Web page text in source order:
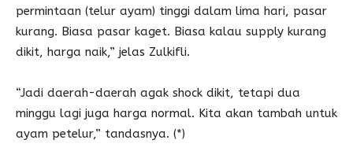
permintaan (telur ayam) tinggi dalam lima hari, pasar
kurang. Biasa pasar kaget. Biasa kalau supply kurang
dikit, harga naik,” jelas Zulkifli.
“Jadi daerah-daerah agak shock dikit, tetapi dua
minggu lagi juga harga normal. Kita akan tambah untuk
ayam petelur,” tandasnya. (*)